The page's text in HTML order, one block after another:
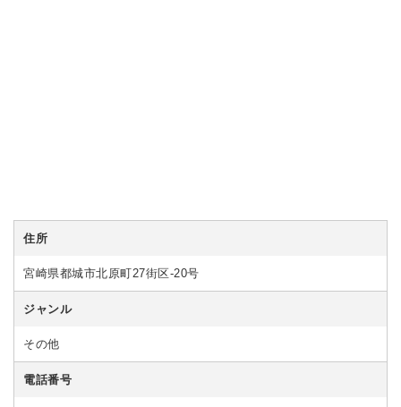
住所
宮崎県都城市北原町27街区-20号
ジャンル
その他
電話番号